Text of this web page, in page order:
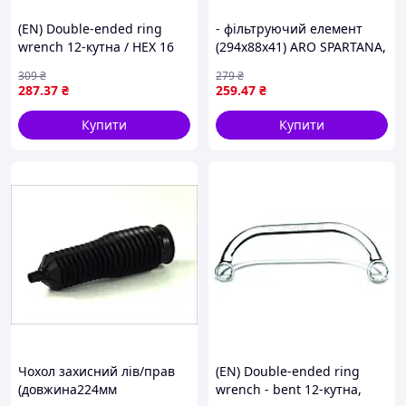
(EN) Double-ended ring
wrench 12-кутна / HEX 16
довжина: 295 мм, 1 шт
TOPTUL AAEL1616
287.37 ₴
309₴
Купити
- фільтруючий елемент
(294x88x41) ARO SPARTANA,
I/HATCHBACK,
RAPID/MINIVAN, TWINGO I
1239 09.91-10.06 WIX
259.47 ₴
279₴
Купити
Чохол захисний лів/прав
(довжина224мм
(EN) Double-ended ring
wrench - bent 12-кутна,